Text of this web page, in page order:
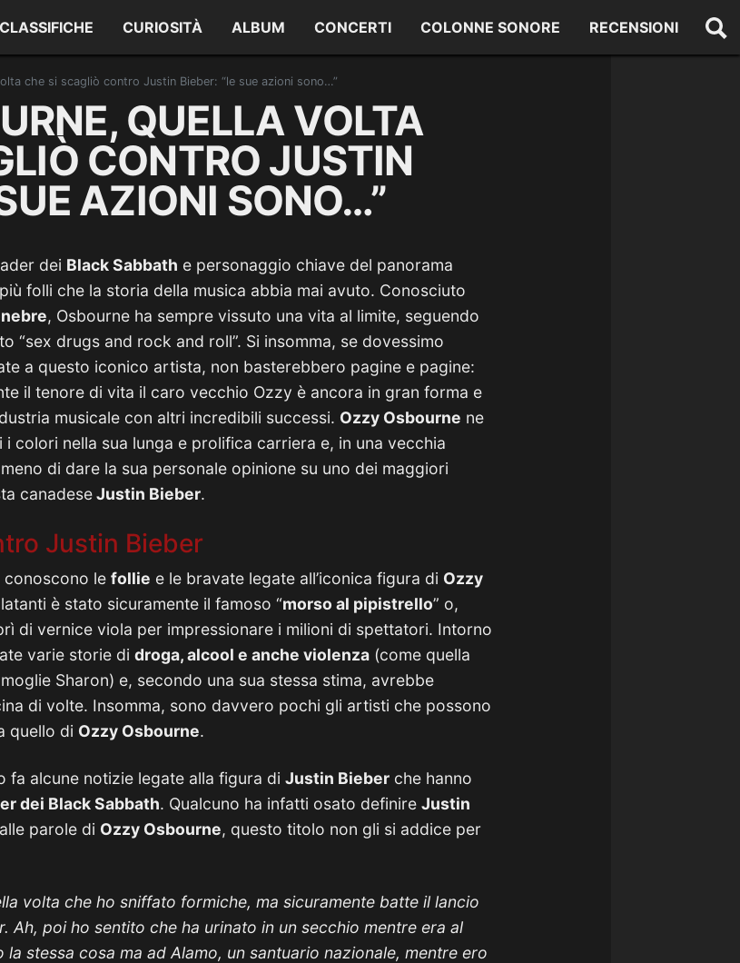
CLASSIFICHE CURIOSITÀ ALBUM CONCERTI COLONNE SONORE RECENSIONI
che si scagliò contro Justin Bieber: “le sue azioni sono…”
QUELLA VOLTA
CONTRO JUSTIN
AZIONI SONO…”
dei Black Sabbath e personaggio chiave del panorama
folli che la storia della musica abbia mai avuto. Conosciuto
, Osbourne ha sempre vissuto una vita al limite, seguendo
“sex drugs and rock and roll”. Si insomma, se dovessimo
a questo iconico artista, non basterebbero pagine e pagine:
il tenore di vita il caro vecchio Ozzy è ancora in gran forma e
musicale con altri incredibili successi. Ozzy Osbourne ne
colori nella sua lunga e prolifica carriera e, in una vecchia
di dare la sua personale opinione su uno dei maggiori
canadeseJustin Bieber.
Justin Bieber
conoscono le follie e le bravate legate all’iconica figura di Ozzy
è stato sicuramente il famoso “morso al pipistrello” o,
di vernice viola per impressionare i milioni di spettatori. Intorno
varie storie di droga, alcool e anche violenza (come quella
Sharon) e, secondo una sua stessa stima, avrebbe
di volte. Insomma, sono davvero pochi gli artisti che possono
quello di Ozzy Osbourne.
fa alcune notizie legate alla figura di Justin Bieber che hanno
dei Black Sabbath. Qualcuno ha infatti osato definire Justin
parole di Ozzy Osbourne, questo titolo non gli si addice per
volta che ho sniffato formiche, ma sicuramente batte il lancio
Ah, poi ho sentito che ha urinato in un secchio mentre era al
stessa cosa ma ad Alamo, un santuario nazionale, mentre ero